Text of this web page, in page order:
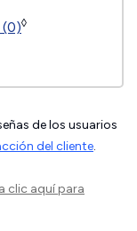
(0)◊
de los usuarios
del cliente.
clic aquípara